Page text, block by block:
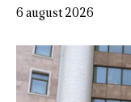
6 august 2026